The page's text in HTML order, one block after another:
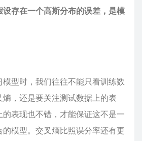
存在一个高斯分布的误差，是模
型时，我们往往不能只看训练数
，还是要关注测试数据上的表
表现也不错，才能保证这不是一
模型。交叉熵比照误分率还有更